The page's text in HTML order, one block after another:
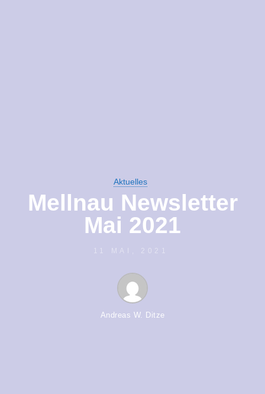
Aktuelles
Mellnau Newsletter
Mai 2021
Andreas W. Ditze